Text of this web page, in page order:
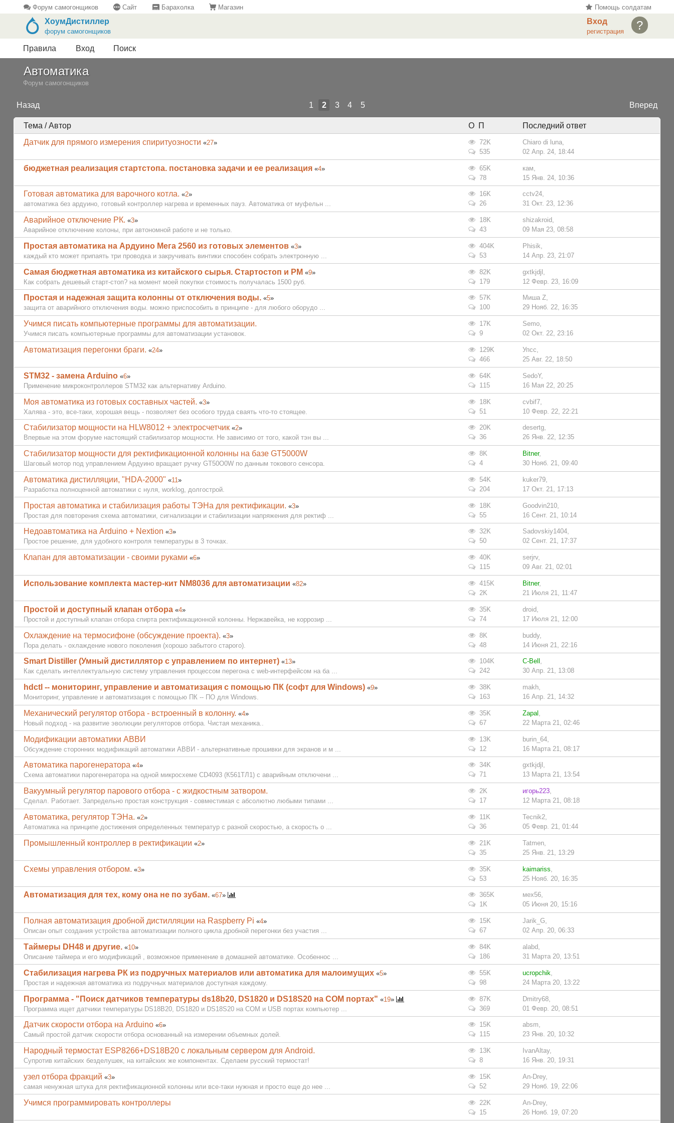
Форум самогонщиков Сайт Барахолка Магазин Помощь солдатам
?
Вход
регистрация
ХоумДистиллер
форум самогонщиков
Правила Вход Поиск
Автоматика
Форум самогонщиков
Назад Вперед
1 2 3 4 5
Тема / Автор О П
Последний ответ
Датчик для прямого измерения спиритуозности «27»
72K
535
Сhiaro di luna
02 Апр. 24, 18:44
бюджетная реализация стартстопа. постановка задачи и ее реализация «4»
65K
78
кам
15 Янв. 24, 10:36
Готовая автоматика для варочного котла. «2»
автоматика без ардуино, готовый контроллер нагрева и временных пауз. Автоматика от муфельн ...
16K
26
cctv24,
31 Окт. 23, 12:36
Аварийное отключение РК. «3»
Аварийное отключение колоны, при автономной работе и не только.
18K
43
shizakroid,
09 Мая 23, 08:58
Простая автоматика на Ардуино Мега 2560 из готовых элементов «3»
каждый кто может припаять три проводка и закручивать винтики способен собрать электронную ...
404K
53
Phisik
14 Апр. 23, 21:07
Самая бюджетная автоматика из китайского сырья. Стартостоп и РМ «9»
Как собрать дешевый старт-стоп? на момент моей покупки стоимость получалась 1500 руб.
82K
179
gxtkjdjl
12 Февр. 23, 16:09
Простая и надежная защита колонны от отключения воды. «5»
защита от аварийного отключения воды. можно приспособить в принципе - для любого оборудо ...
57K
100
Миша Z,
29 Нояб. 22, 16:35
Учимся писать компьютерные программы для автоматизации.
Учимся писать компьютерные программы для автоматизации установок.
17K
9
Semo,
02 Окт. 22, 23:16
Автоматизация перегонки браги. «24»
129K
466
Упсс
25 Авг. 22, 18:50
STM32 - замена Arduino «6»
Применение микроконтроллеров STM32 как альтернативу Arduino.
64K
115
SedoY,
16 Мая 22, 20:25
Моя автоматика из готовых составных частей. «3»
Халява - это, все-таки, хорошая вещь - позволяет без особого труда сваять что-то стоящее.
18K
51
cvbif7
10 Февр. 22, 22:21
Стабилизатор мощности на HLW8012 + электросчетчик «2»
Впервые на этом форуме настоящий стабилизатор мощности. Не зависимо от того, какой тэн вы ...
20K
36
desertg,
26 Янв. 22, 12:35
Стабилизатор мощности для ректификационной колонны на базе GT5000W
Шаговый мотор под управлением Ардуино вращает ручку GT50О0W по данным токового сенсора.
8K
4
Bitner,
30 Нояб. 21, 09:40
Автоматика дистилляции, "HDA-2000" «11»
Разработка полноценной автоматики с нуля, worklog, долгострой.
54K
204
kuker79
17 Окт. 21, 17:13
Простая автоматика и стабилизация работы ТЭНа для ректификации. «3»
Простая для повторения схема автоматики, сигнализации и стабилизации напряжения для ректиф ...
18K
55
Goodvin210
16 Сент. 21, 10:14
Недоавтоматика на Arduino + Nextion «3»
Простое решение, для удобного контроля температуры в 3 точках.
32K
50
Sadovskiy1404,
02 Сент. 21, 17:37
Клапан для автоматизации - своими руками «6»
40K
115
serjrv,
09 Авг. 21, 02:01
Использование комплекта мастер-кит NM8036 для автоматизации «82»
415K
2K
Bitner,
21 Июля 21, 11:47
Простой и доступный клапан отбора«4»
Простой и доступный клапан отбора спирта ректификационной колонны. Нержавейка, не коррозир ...
35K
74
droid
17 Июля 21, 12:00
Охлаждение на термосифоне (обсуждение проекта).«3»
Пора делать - охлаждение нового поколения (хорошо забытого старого).
8K
48
buddy,
14 Июня 21, 22:16
Smart Distiller (Умный дистиллятор с управлением по интернет) «13»
Как сделать интеллектуальную систему управления процессом перегона с web-интерфейсом на ба ...
104K
242
C-Bell ,
30 Апр. 21, 13:08
hdctl -- мониторинг, управление и автоматизация с помощью ПК (софт для Windows) «9»
Мониторинг, управление и автоматизация с помощью ПК -- ПО для Windows.
38K
163
makh,
16 Апр. 21, 14:32
Механический регулятор отбора - встроенный в колонну. «4»
Новый подход - на развитие эволюции регуляторов отбора. Чистая механика..
35K
67
Zapal
22 Марта 21, 02:46
Модификации автоматики АВВИ
Обсуждение сторонних модификаций автоматики АВВИ - альтернативные прошивки для экранов и м ...
13K
12
burin_64
16 Марта 21, 08:17
Автоматика парогенератора «4»
Схема автоматики парогенератора на одной микросхеме CD4093 (К561ТЛ1) с аварийным отключени ...
34K
71
gxtkjdjl ,
13 Марта 21, 13:54
Вакуумный регулятор парового отбора - с жидкостным затвором.
Сделал. Работает. Запредельно простая конструкция - совместимая с абсолютно любыми типами ...
2K
17
игорь223,
12 Марта 21, 08:18
Автоматика, регулятор ТЭНа. «2»
Автоматика на принципе достижения определенных температур с разной скоростью, а скорость о ...
11K
36
Tecnik2,
05 Февр. 21, 01:44
Промышленный контроллер в ректификации «2»
21K
35
Tatmen
25 Янв. 21, 13:29
Схемы управления отбором. «3»
35K
53
kaimariss
25 Нояб. 20, 16:35
Автоматизация для тех, кому она не по зубам. «67»
365K
1K
мех56,
05 Июня 20, 15:16
Полная автоматизация дробной дистилляции на Raspberry Pi «4»
Описан опыт создания устройства автоматизации полного цикла дробной перегонки без участия ...
15K
67
Jarik_G,
02 Апр. 20, 06:33
Таймеры DH48 и другие. «10»
Описание таймера и его модификаций , возможное применение в домашней автоматике. Особеннос ...
84K
186
alabd
31 Марта 20, 13:51
Стабилизация нагрева РК из подручных материалов или автоматика для малоимущих «5»
Простая и надежная автоматика из подручных материалов доступная каждому.
55K
98
uсropchik
24 Марта 20, 13:22
Программа - "Поиск датчиков температуры ds18b20, DS1820 и DS18S20 на СОМ портах" «19»
Программа ищет датчики температуры DS18B20, DS1820 и DS18S20 на COM и USB портах компьютер ...
87K
369
Dmitry68
01 Февр. 20, 08:51
Датчик скорости отбора на Arduino «6»
Самый простой датчик скорости отбора основанный на измерении объемных долей.
15K
115
absm,
23 Янв. 20, 10:32
Народный термостат ESP8266+DS18B20 с локальным сервером для Android.
Супротив китайских безделушек, на китайских же компонентах. Сделаем русский термостат!
13K
8
IvanAltay,
16 Янв. 20, 19:31
узел отбора фракций «3»
самая ненужная штука для ректификационной колонны или все-таки нужная и просто еще до нее ...
15K
52
An-Drey,
29 Нояб. 19, 22:06
Учимся программировать контроллеры
22K
15
An-Drey,
26 Нояб. 19, 07:20